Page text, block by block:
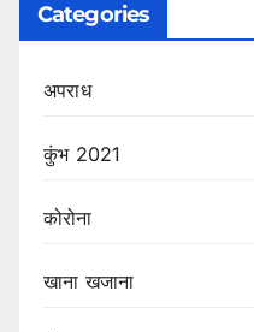
Categories
अपराध
कुंभ 2021
कोरोना
खाना खजाना